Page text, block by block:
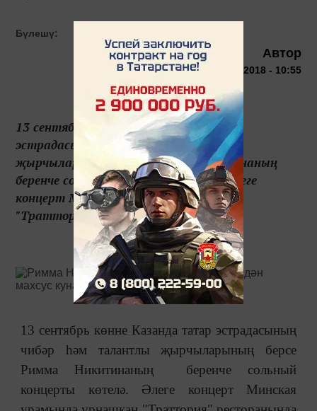
Бүлешү:
Автор
11 сентября 2018 - 10:55
13 сентябрь көнне Казанда татар
эстрадасының чибәр һәм талантлы
җырчыларының берсе Римма Никитинаның
беренче сольный концерты көтелә. Әлеге
концерт Минская урамында урнашкан
"Траттория" ресторанында...
13 сентябрь көнне Казанда татар эстрадасының
чибәр һәм талантлы җырчыларының берсе
Римма Никитинаның беренче сольный
концерты көтелә. Әлеге концерт Минская